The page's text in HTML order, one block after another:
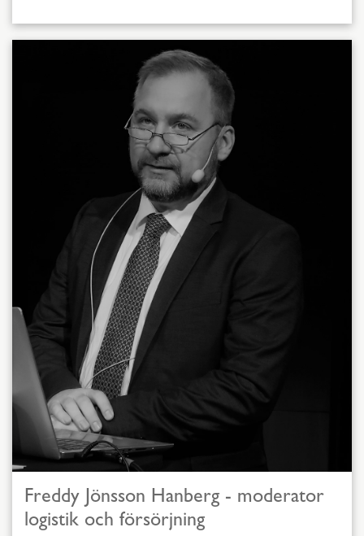
Freddy Jönsson Hanberg - moderator
logistik och försörjning